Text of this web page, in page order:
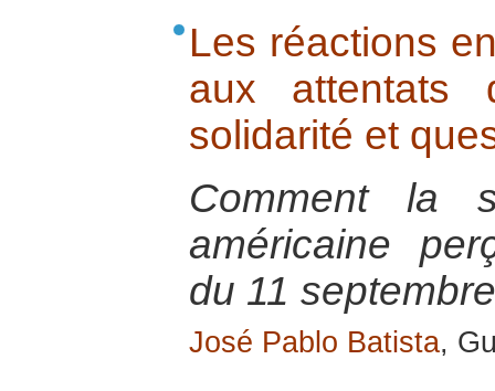
Les réactions
aux attentats
solidarité et
Comment la
américaine
du 11
José Pablo Batista,